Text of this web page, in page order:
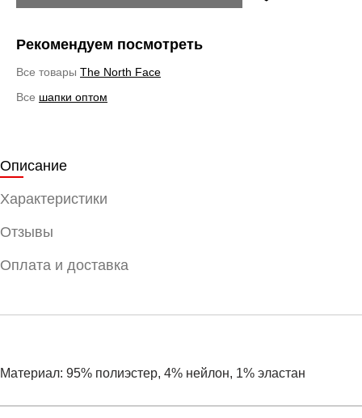
Рекомендуем посмотреть
Все товары The North Face
Все шапки оптом
Описание
Характеристики
Отзывы
Оплата и доставка
Материал: 95% полиэстер, 4% нейлон, 1% эластан